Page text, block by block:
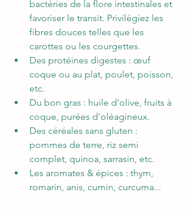
bactéries de la flore intestinales et
favoriser le transit. Privilégiez les
fibres douces telles que les
carottes ou les courgettes.
Des protéines digestes : œuf
coque ou au plat, poulet, poisson,
etc.
Du bon gras : huile d’olive, fruits à
coque, purées d'oléagineux.
Des céréales sans gluten :
pommes de terre, riz semi
complet, quinoa, sarrasin, etc.
Les aromates & épices : thym,
romarin, anis, cumin, curcuma...